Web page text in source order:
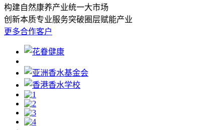
构建自然康养产业统一大市场
创新本质专业服务突破圈层赋能产业
更多合作客户